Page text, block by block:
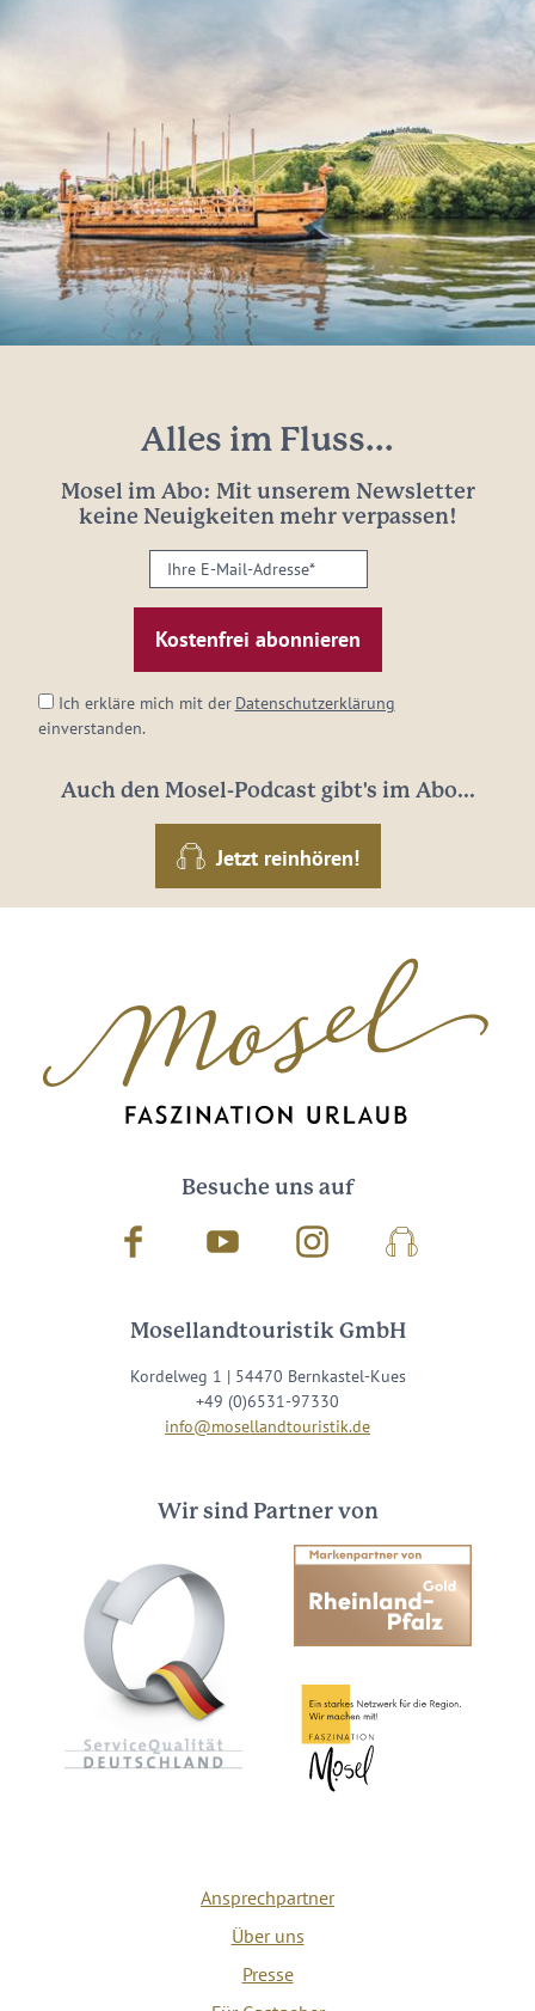
Alles im Fluss...
Mosel im Abo: Mit unserem Newsletter
keine Neuigkeiten mehr verpassen!
Ihre
E-
Mail-
Adresse:
Ich erkläre mich mit der Datenschutzerklärung
einverstanden.
Auch den Mosel-Podcast gibt's im Abo...
Jetzt reinhören!
Besuche uns auf
Facebook Youtube InstagramPodcast
Mosellandtouristik GmbH
Kordelweg 1 | 54470 Bernkastel-Kues
+49 (0)6531-97330
info@mosellandtouristik.de
Wir sind Partner von
Ansprechpartner
Über uns
Presse